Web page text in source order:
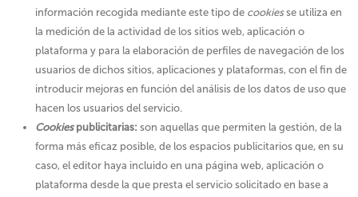
información recogida mediante este tipo de cookiesse utiliza en
la medición de la actividad de los sitios web, aplicación o
plataforma y para la elaboración de perfiles de navegación de los
usuarios de dichos sitios, aplicaciones y plataformas, con el fin de
introducir mejoras en función del análisis de los datos de uso que
hacen los usuarios del servicio.
Cookies publicitarias: son aquellas que permiten la gestión, de la
forma más eficaz posible, de los espacios publicitarios que, en su
caso, el editor haya incluido en una página web, aplicación o
plataforma desde la que presta el servicio solicitado en base a